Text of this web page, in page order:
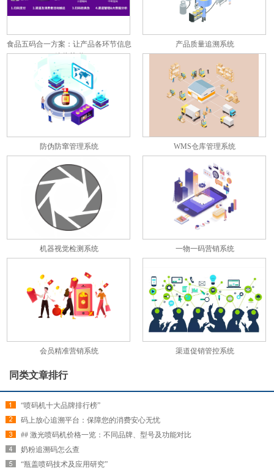
食品五码合一方案：让产品各环节信息
彼此关联
产品质量追溯系统
防伪防窜管理系统 WMS仓库管理系统
机器视觉检测系统 一物一码营销系统
会员精准营销系统 渠道促销管控系统
同类文章排行
“喷码机十大品牌排行榜”
码上放心追溯平台：保障您的消费安心无忧
## 激光喷码机价格一览：不同品牌、型号及功能对比
奶粉追溯码怎么查
“瓶盖喷码技术及应用研究”